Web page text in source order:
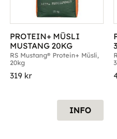
PROTEIN+ MÜSLI
MUSTANG 20KG
RS Mustang® Protein+ Müsli,
20kg
319 kr
INFO